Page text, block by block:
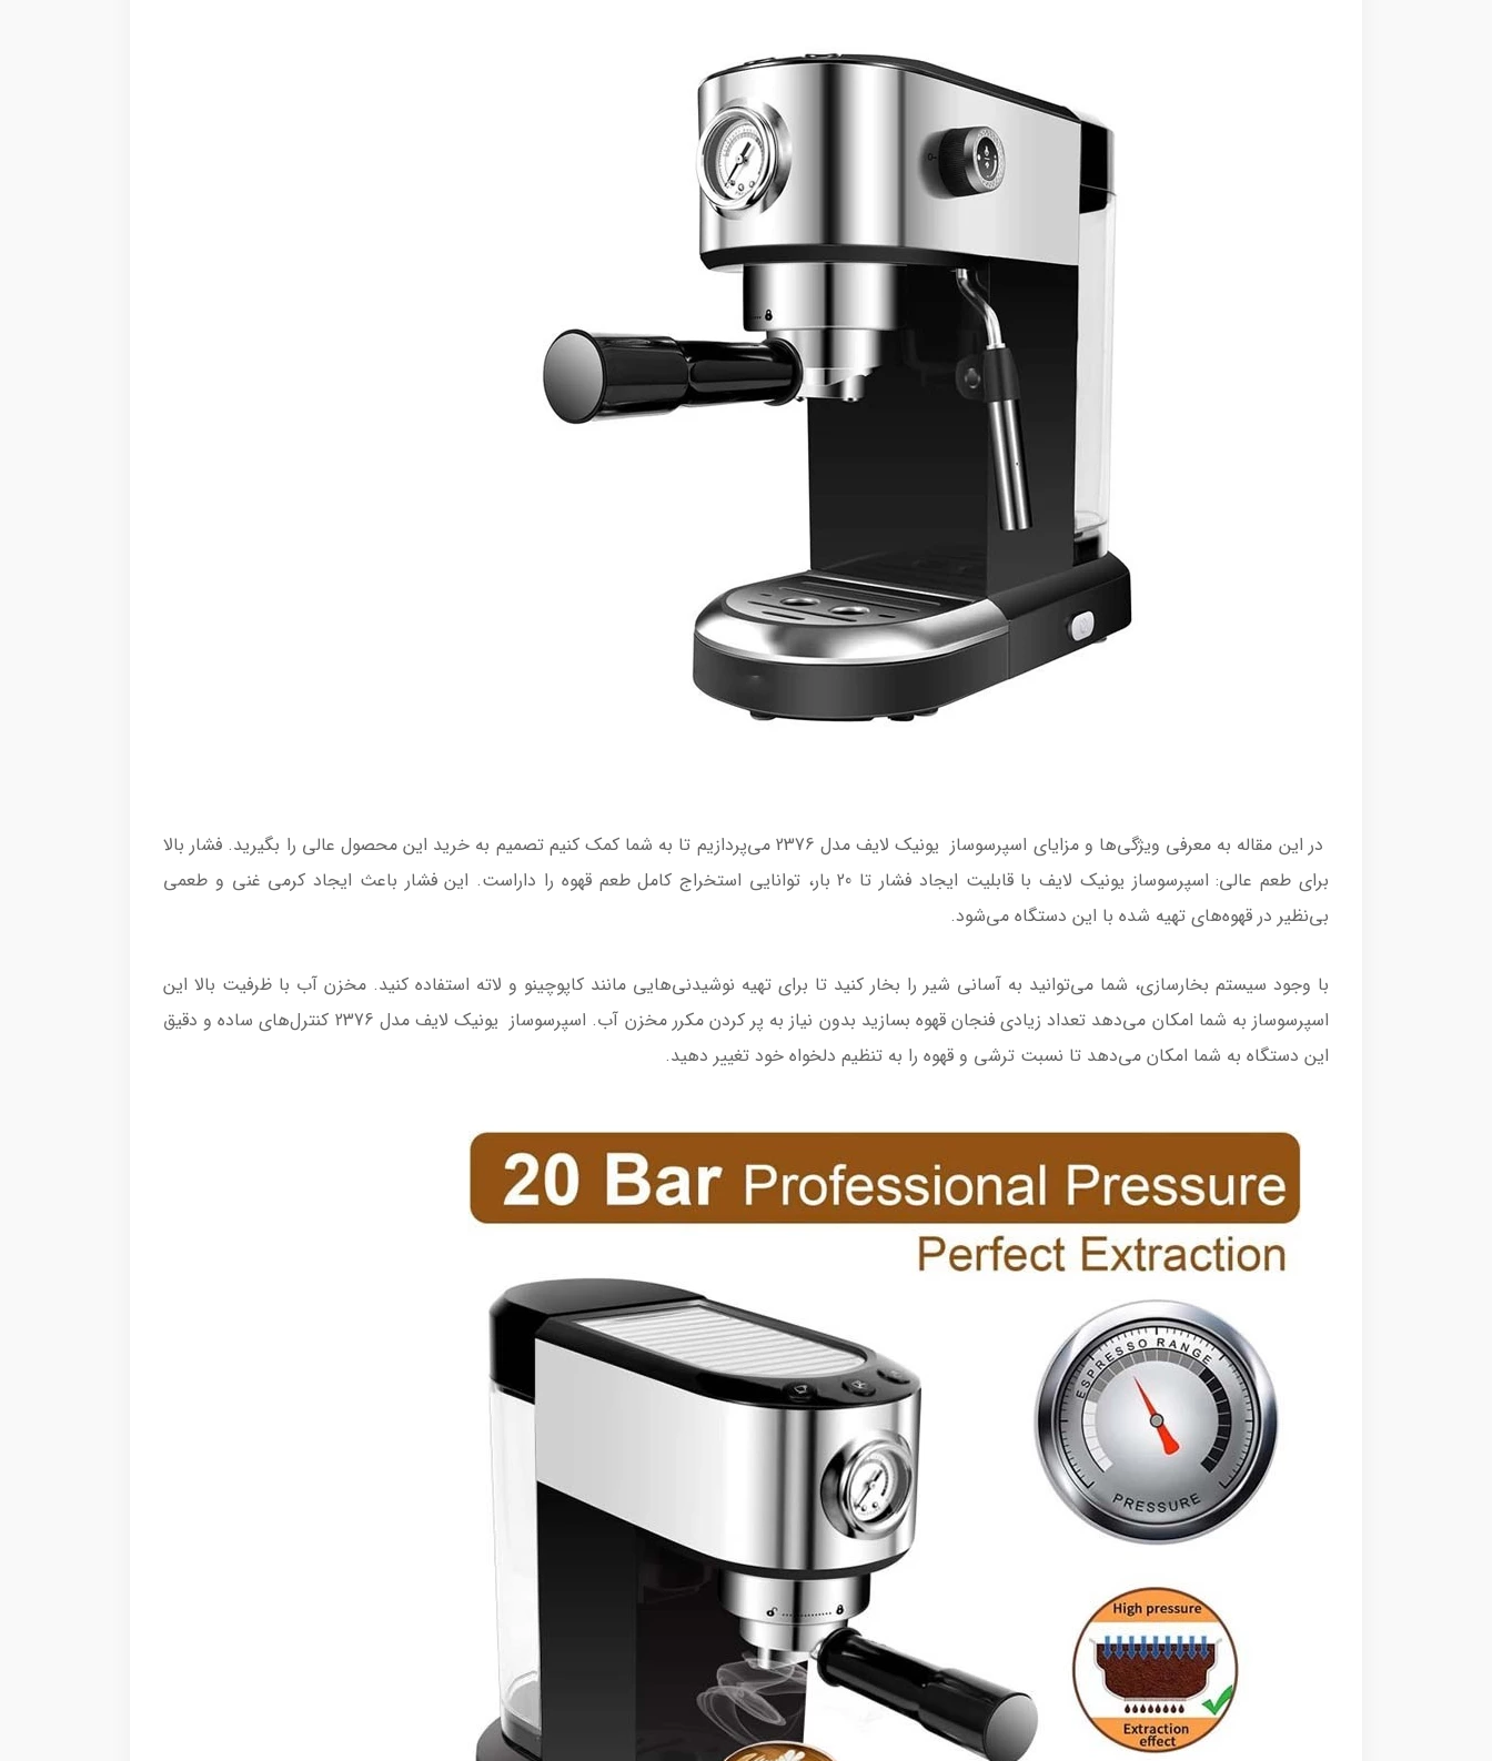
در این مقاله به معرفی ویژگی‌ها و مزایای اسپرسوساز یونیک لایف مدل 2376 می‌پردازیم تا به شما کمک کنیم تصمیم به خرید این محصول عالی را بگیرید. فشار بالا
برای طعم عالی: اسپرسوساز یونیک لایف با قابلیت ایجاد فشار تا 20 بار، توانایی استخراج کامل طعم قهوه را داراست. این فشار باعث ایجاد کرمی غنی و طعمی
بی‌نظیر در قهوه‌های تهیه شده با این دستگاه می‌شود.
با وجود سیستم بخارسازی، شما می‌توانید به آسانی شیر را بخار کنید تا برای تهیه نوشیدنی‌هایی مانند کاپوچینو و لاته استفاده کنید. مخزن آب با ظرفیت بالا این
اسپرسوساز به شما امکان می‌دهد تعداد زیادی فنجان قهوه بسازید بدون نیاز به پر کردن مکرر مخزن آب. اسپرسوساز یونیک لایف مدل 2376 کنترل‌های ساده و دقیق
این دستگاه به شما امکان می‌دهد تا نسبت ترشی و قهوه را به تنظیم دلخواه خود تغییر دهید.